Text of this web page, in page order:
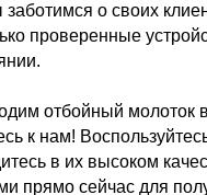
о своих
проверенные
отбойный молоток
к нам!
в их высоком
прямо сейчас для